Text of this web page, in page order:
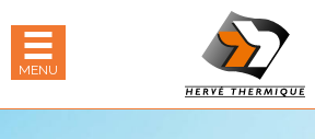
MENU
LE MENU MOBILE
Panneau de gestion des cookies